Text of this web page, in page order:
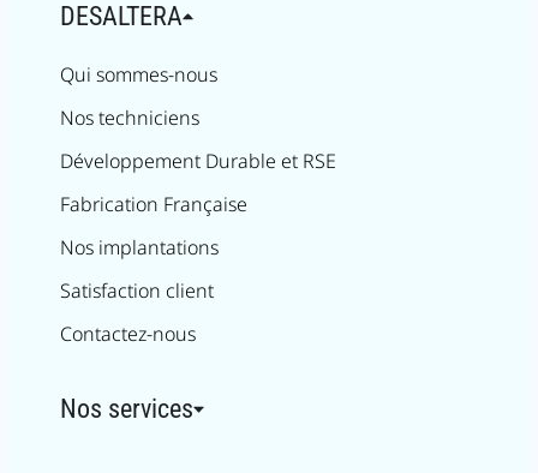
DESALTERA
Qui sommes-nous
Nos techniciens
Développement Durable et RSE
Fabrication Française
Nos implantations
Satisfaction client
Contactez-nous
Nos services